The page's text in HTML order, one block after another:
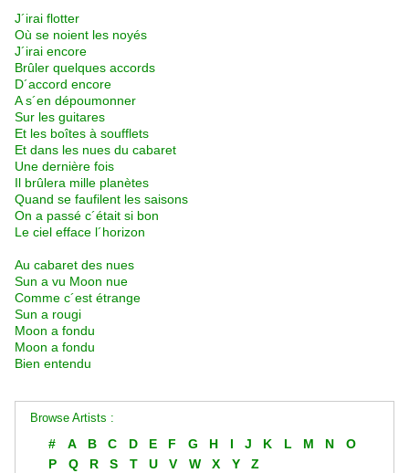
J´irai flotter
Où se noient les noyés
J´irai encore
Brûler quelques accords
D´accord encore
A s´en dépoumonner
Sur les guitares
Et les boîtes à soufflets
Et dans les nues du cabaret
Une dernière fois
Il brûlera mille planètes
Quand se faufilent les saisons
On a passé c´était si bon
Le ciel efface l´horizon
Au cabaret des nues
Sun a vu Moon nue
Comme c´est étrange
Sun a rougi
Moon a fondu
Moon a fondu
Bien entendu
Browse Artists :
# A B C D E F G H I J K L M N
O
P
Q R S T U V W X Y Z